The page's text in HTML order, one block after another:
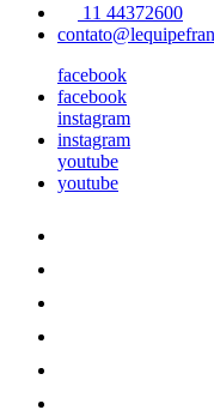
11 44372600
facebook
facebook
instagram
instagram
youtube
youtube